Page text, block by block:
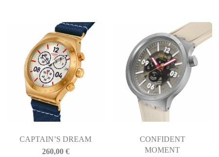
CAPTAIN’S DREAM
260,00 €
CONFIDENT
MOMENT